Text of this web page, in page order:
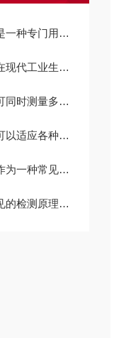
气体成分与浓度的设备
发挥着不可少的作用
测量多种气体
复杂的工业环境
的气体检测设备
光法、红外吸收法两种